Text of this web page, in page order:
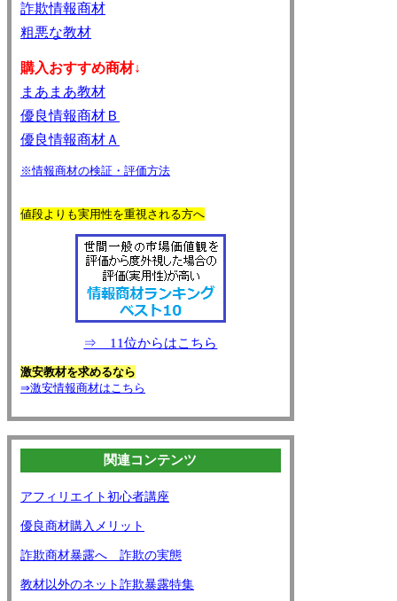
詐欺情報商材
粗悪な教材
購入おすすめ商材↓
まあまあ教材
優良情報商材Ｂ
優良情報商材Ａ
※情報商材の検証・評価方法
値段よりも実用性を重視される方へ
⇒ 11位からはこちら
激安教材を求めるなら
⇒激安情報商材はこちら
関連コンテンツ
アフィリエイト初心者講座
優良商材購入メリット
詐欺商材暴露へ 詐欺の実態
教材以外のネット詐欺暴露特集